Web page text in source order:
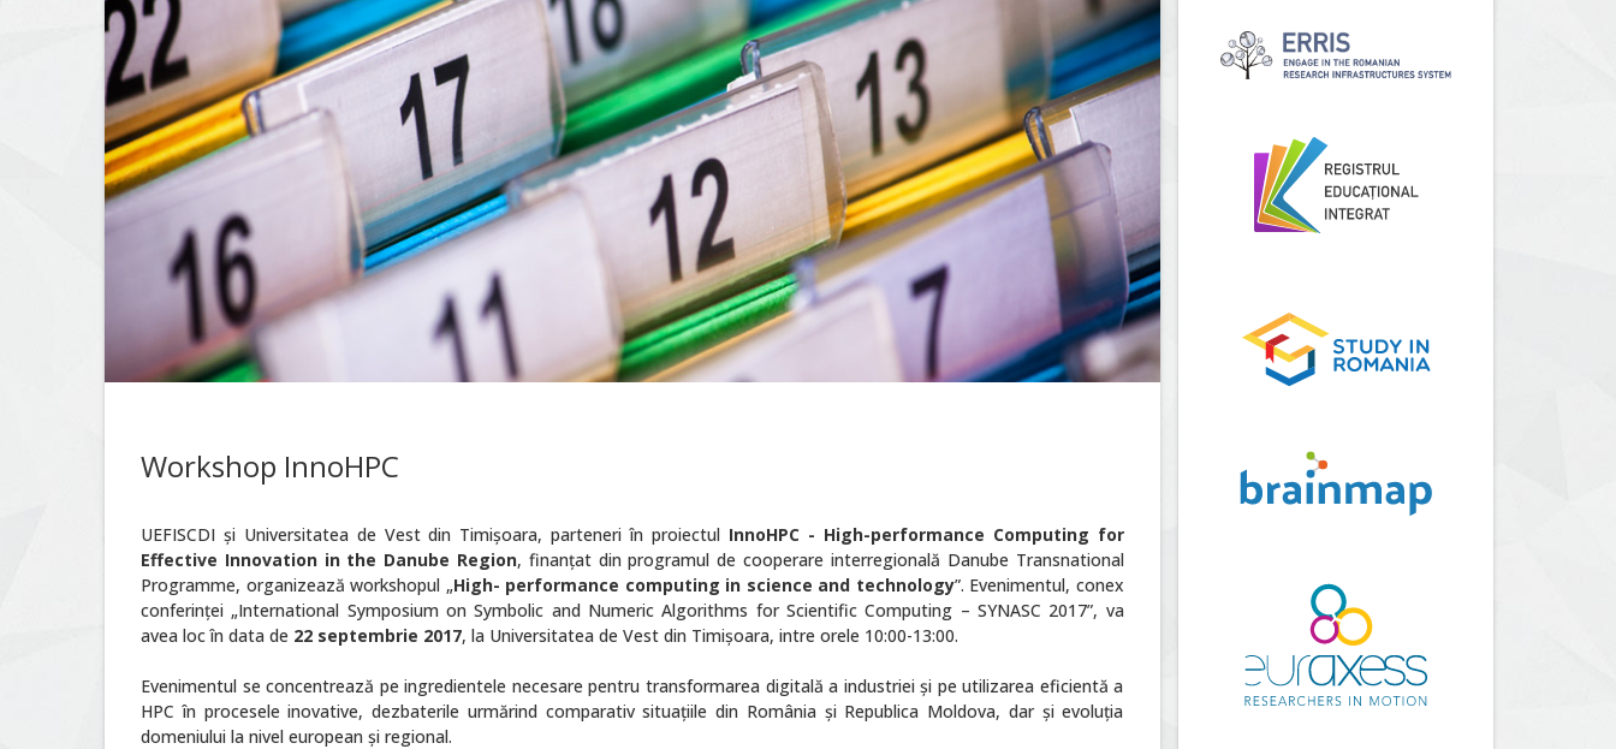
Workshop InnoHPC
UEFISCDI şi Universitatea de Vest din Timişoara, parteneri în proiectul InnoHPC - High-performance Computing for
Effective Innovation in the Danube Region, finanţat din programul de cooperare interregională Danube Transnational
Programme, organizează workshopul „High- performance computing in science and technology”. Evenimentul, conex
conferinţei „International Symposium on Symbolic and Numeric Algorithms for Scientific Computing – SYNASC 2017”, va
avea loc în data de 22 septembrie 2017, la Universitatea de Vest din Timişoara, intre orele 10:00-13:00.
Evenimentul se concentrează pe ingredientele necesare pentru transformarea digitală a industriei şi pe utilizarea eficientă a
HPC în procesele inovative, dezbaterile urmărind comparativ situaţiile din România şi Republica Moldova, dar şi evoluţia
domeniului la nivel european şi regional.